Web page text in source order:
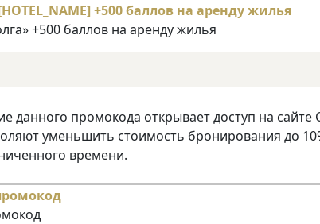
+500 баллов на аренду жилья
данного промокода открывает доступ на
уменьшить стоимость бронирования до
времени.